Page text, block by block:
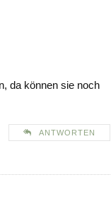
da können sie noch
ANTWORTEN